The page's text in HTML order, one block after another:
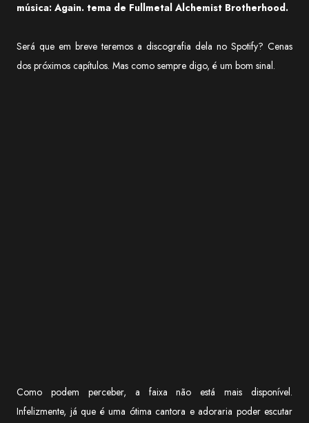
música: Again. tema de Fullmetal Alchemist Brotherhood.
Será que em breve teremos a discografia dela no Spotify? Cenas
dos próximos capítulos. Mas como sempre digo, é um bom sinal.
Como podem perceber, a faixa não está mais disponível.
Infelizmente, já que é uma ótima cantora e adoraria poder escutar